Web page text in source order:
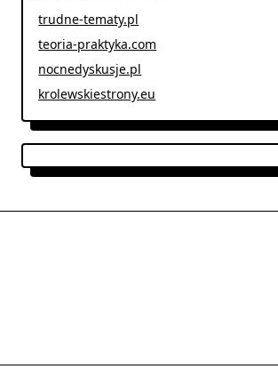
trudne-tematy.pl
teoria-praktyka.com
nocnedyskusje.pl
krolewskiestrony.eu